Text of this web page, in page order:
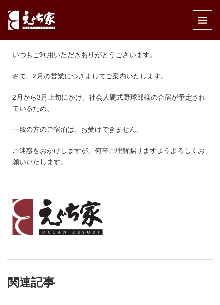
公開済み: 2022年1月17日
カテゴリー: インフォメーション
いつもご利用いただきありがとうございます。
さて、2月の営業につきましてご案内いたします。
2月から3月上旬にかけ、社会人硬式野球部様の合宿が予定され
ているため、
一般の方のご宿泊は、お受けできません。
ご迷惑をおかけしますが、何卒ご理解賜りますようよろしくお
願いいたします。
関連記事